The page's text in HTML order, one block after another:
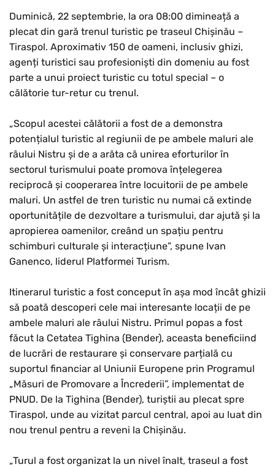
Duminică, 22 septembrie, la ora 08:00 dimineață a
plecat din gară trenul turistic pe traseul Chișinău –
Tiraspol. Aproximativ 150 de oameni, inclusiv ghizi,
agenți turistici sau profesioniști din domeniu au fost
parte a unui proiect turistic cu totul special – o
călătorie tur-retur cu trenul.
„Scopul acestei călătorii a fost de a demonstra
potențialul turistic al regiunii de pe ambele maluri ale
râului Nistru și de a arăta că unirea eforturilor în
sectorul turismului poate promova înțelegerea
reciprocă și cooperarea între locuitorii de pe ambele
maluri. Un astfel de tren turistic nu numai că extinde
oportunitățile de dezvoltare a turismului, dar ajută și la
apropierea oamenilor, creând un spațiu pentru
schimburi culturale și interacțiune”, spune Ivan
Ganenco, liderul Platformei Turism.
Itinerarul turistic a fost conceput în așa mod încât ghizii
să poată descoperi cele mai interesante locații de pe
ambele maluri ale râului Nistru. Primul popas a fost
făcut la Cetatea Tighina (Bender), aceasta beneficiind
de lucrări de restaurare și conservare parțială cu
suportul financiar al Uniunii Europene prin Programul
„Măsuri de Promovare a Încrederii”, implementat de
PNUD. De la Tighina (Bender), turiștii au plecat spre
Tiraspol, unde au vizitat parcul central, apoi au luat din
nou trenul pentru a reveni la Chișinău.
„Turul a fost organizat la un nivel înalt, traseul a fost